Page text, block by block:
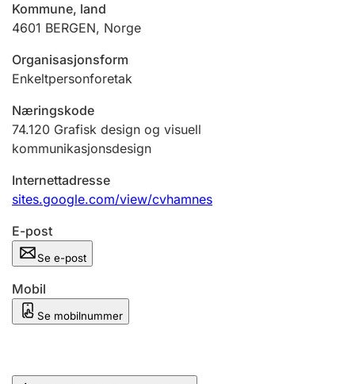
Ektepaktveileder
Offentlig sektor
Andre tema
Kommune, land
4601 BERGEN, Norge
Organisasjonsform
Enkeltpersonforetak
Næringskode
74.120 Grafisk design og visuell
kommunikasjonsdesign
Internettadresse
sites.google.com/view/cvhamnes
E-post
Se e-post
Mobil
Se mobilnummer